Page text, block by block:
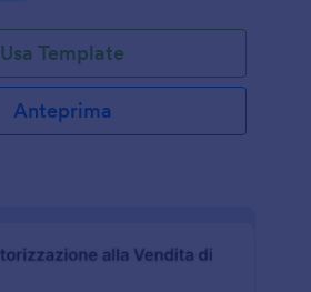
Usa Template
Anteprima